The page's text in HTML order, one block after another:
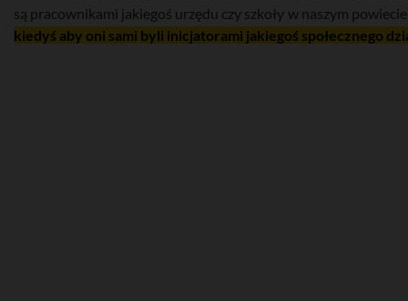
są pracownikami jakiegoś urzędu czy szkoły w naszym
kiedyś aby oni sami byli inicjatorami jakiegoś społecznego